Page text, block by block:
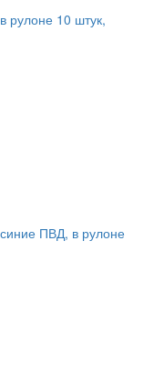
рулоне 10 штук,
ПВД, в рулоне